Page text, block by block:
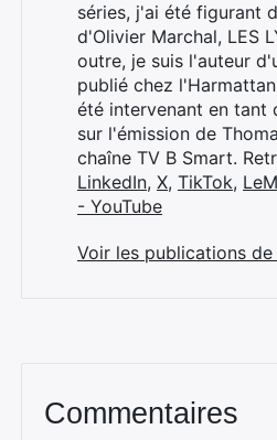
séries, j'ai été figurant
d'Olivier Marchal, LES
outre, je suis l'auteur
publié chez
été intervenant en tant
sur l'émission de
chaîne TV B Smart.
LinkedIn, X, TikTok,
- YouTube
Voir les publications
Commentaires